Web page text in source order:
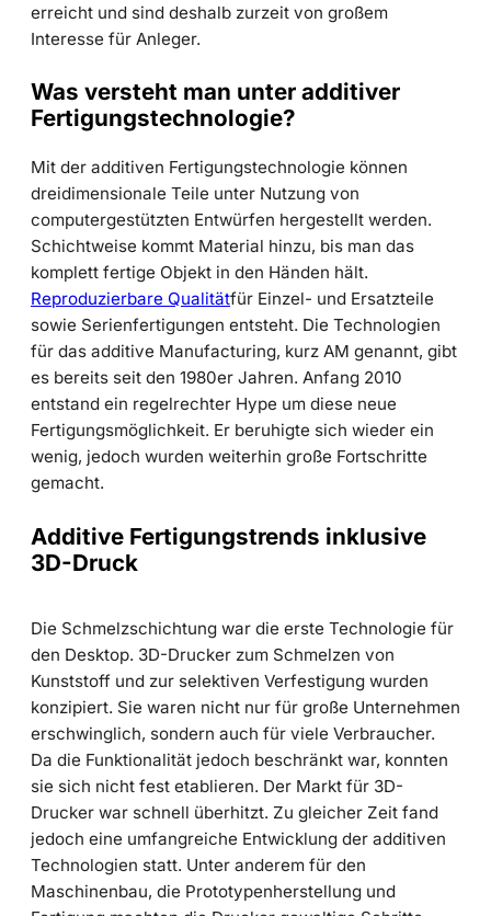
erreicht und sind deshalb zurzeit von großem
Interesse für Anleger.
Was versteht man unter additiver
Fertigungstechnologie?
Mit der additiven Fertigungstechnologie können
dreidimensionale Teile unter Nutzung von
computergestützten Entwürfen hergestellt werden.
Schichtweise kommt Material hinzu, bis man das
komplett fertige Objekt in den Händen hält.
Reproduzierbare Qualitätfür Einzel- und Ersatzteile
sowie Serienfertigungen entsteht. Die Technologien
für das additive Manufacturing, kurz AM genannt, gibt
es bereits seit den 1980er Jahren. Anfang 2010
entstand ein regelrechter Hype um diese neue
Fertigungsmöglichkeit. Er beruhigte sich wieder ein
wenig, jedoch wurden weiterhin große Fortschritte
gemacht.
Additive Fertigungstrends inklusive
3D-Druck
Die Schmelzschichtung war die erste Technologie für
den Desktop. 3D-Drucker zum Schmelzen von
Kunststoff und zur selektiven Verfestigung wurden
konzipiert. Sie waren nicht nur für große Unternehmen
erschwinglich, sondern auch für viele Verbraucher.
Da die Funktionalität jedoch beschränkt war, konnten
sie sich nicht fest etablieren. Der Markt für 3D-
Drucker war schnell überhitzt. Zu gleicher Zeit fand
jedoch eine umfangreiche Entwicklung der additiven
Technologien statt. Unter anderem für den
Maschinenbau, die Prototypenherstellung und